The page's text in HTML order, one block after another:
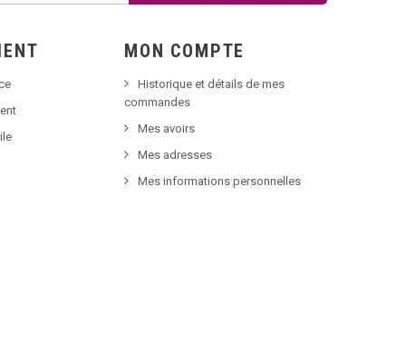
MON COMPTE
Historique et détails de mes
commandes
Mes avoirs
Mes adresses
Mes informations personnelles